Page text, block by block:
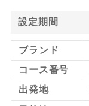
設定期間
ブランド
コース番号
出発地
女性限定
年齢制限あり
航空会社指定